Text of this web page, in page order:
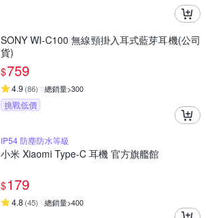
SONY WI-C100 無線頸掛入耳式藍芽耳機(公司
貨)
$759
4.9 (86) 總銷量>300
挑戰低價
IP54 防塵防水等級
小米 Xiaomi Type-C 耳機 官方旗艦館
$179
4.8 (45) 總銷量>400